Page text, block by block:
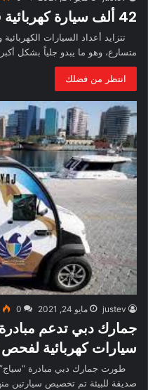
42 ألف سيارة كهربائية في الإمارات بحلول 2030
تتزايد أعداد السيارات
متسارع، وهو ما يبدو جلياً بشكل
انتظر من فضلك
justev مايو 24, 2021 0
سيارات كهربائية لفحص
طورت جمارك دبي مبادرة “سياج”
صديقة للبيئة تم تخصيص سيارتين